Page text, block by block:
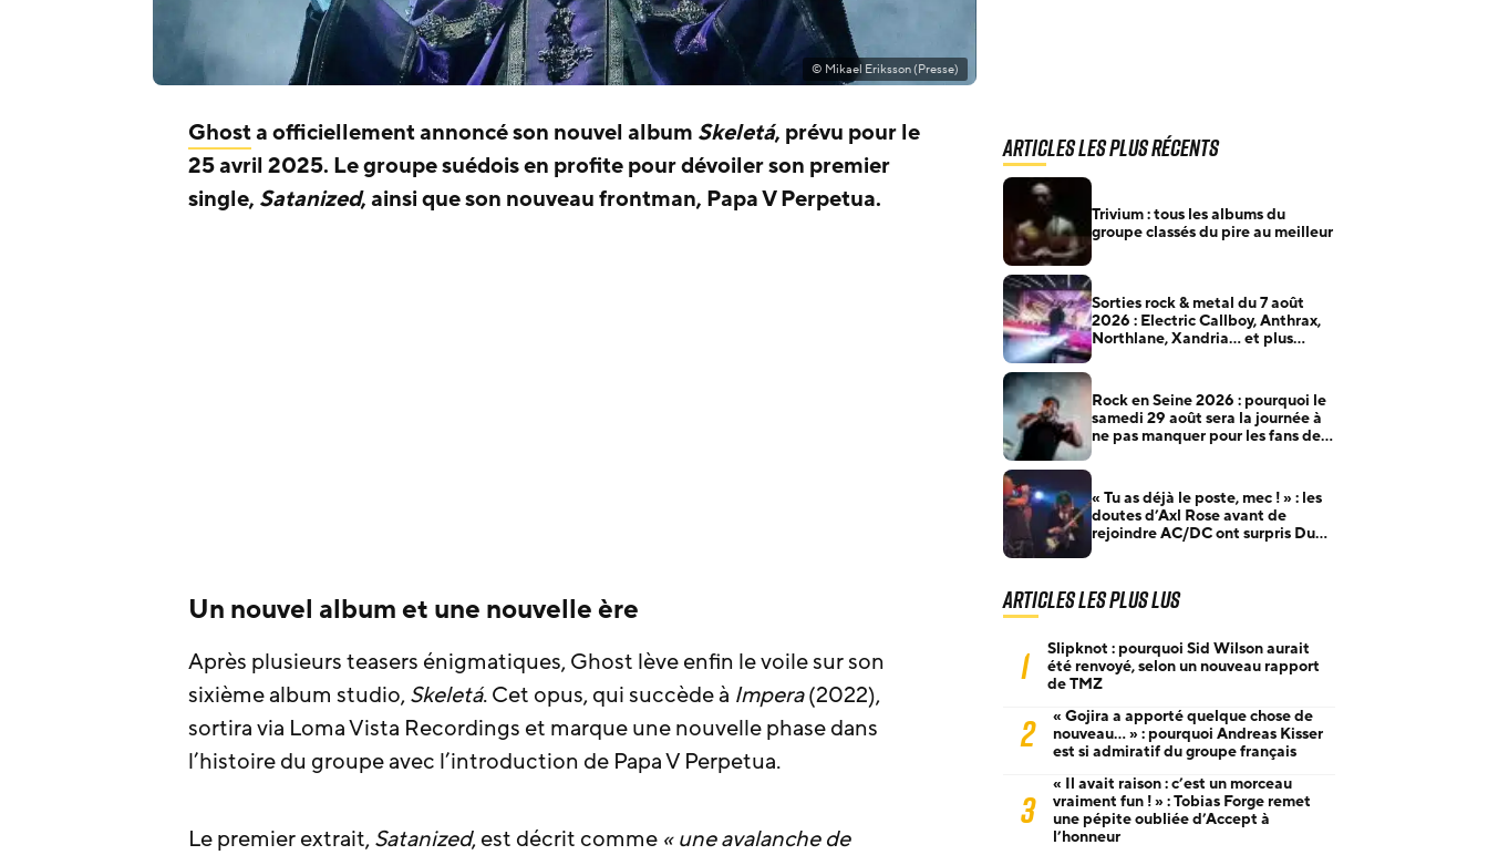
© Mikael Eriksson (Presse)
Ghosta officiellement annoncé son nouvel album Skeletá, prévu pour le
25 avril 2025. Le groupe suédois en profite pour dévoiler son premier
single, Satanized, ainsi que son nouveau frontman, Papa V Perpetua.
Un nouvel album et une nouvelle ère
Après plusieurs teasers énigmatiques, Ghost lève enfin le voile sur son
sixième album studio,Skeletá. Cet opus, qui succède à Impera(2022),
sortira via Loma Vista Recordings et marque une nouvelle phase dans
l’histoire du groupe avec l’introduction de Papa V Perpetua.
Le premier extrait,Satanized, est décrit comme « une avalanche de
Articles les plus récents
Trivium : tous les albums du
groupe classés du pire au meilleur
Sorties rock & metal du 7 août
2026 : Electric Callboy, Anthrax,
Northlane, Xandria… et plus
Rock en Seine 2026 : pourquoi le
samedi 29 août sera la journée à
ne pas manquer pour les fans de
« Tu as déjà le poste, mec ! » : les
doutes d’Axl Rose avant de
rejoindre AC/DC ont surpris Duff
Articles les plus lus
1
Slipknot : pourquoi Sid Wilson aurait
été renvoyé, selon un nouveau rapport
de TMZ
2
« Gojira a apporté quelque chose de
nouveau… » : pourquoi Andreas Kisser
est si admiratif du groupe français
3
« Il avait raison : c’est un morceau
vraiment fun ! » : Tobias Forge remet
une pépite oubliée d’Accept à
l’honneur